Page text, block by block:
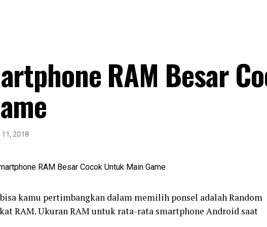
RAM Besar
2018
kamu pertimbangkan dalam memilih ponsel adalah Random
RAM. Ukuran RAM untuk rata-rata smartphone Android saat